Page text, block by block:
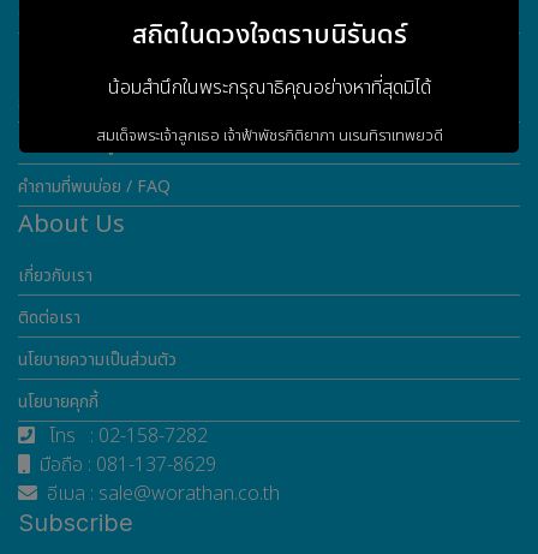
Online learning
Customer Service
การรับประกันสินค้า
ดาวน์โหลดข้อมูล
คำถามที่พบบ่อย / FAQ
About Us
เกี่ยวกับเรา
ติดต่อเรา
นโยบายความเป็นส่วนตัว
นโยบายคุกกี้
โทร : 02-158-7282
มือถือ : 081-137-8629
อีเมล : sale@worathan.co.th
Subscribe
สถิตในดวงใจตราบนิรันดร์
น้อมสำนึกในพระกรุณาธิคุณอย่างหาที่สุดมิได้
สมเด็จพระเจ้าลูกเธอ เจ้าฟ้าพัชรกิติยาภา นเรนทิราเทพยวดี
กรมหลวงราชสาริณีสิริพัชรมหาวัชรราชธิดา
เข้าสู่เว็บไซต์